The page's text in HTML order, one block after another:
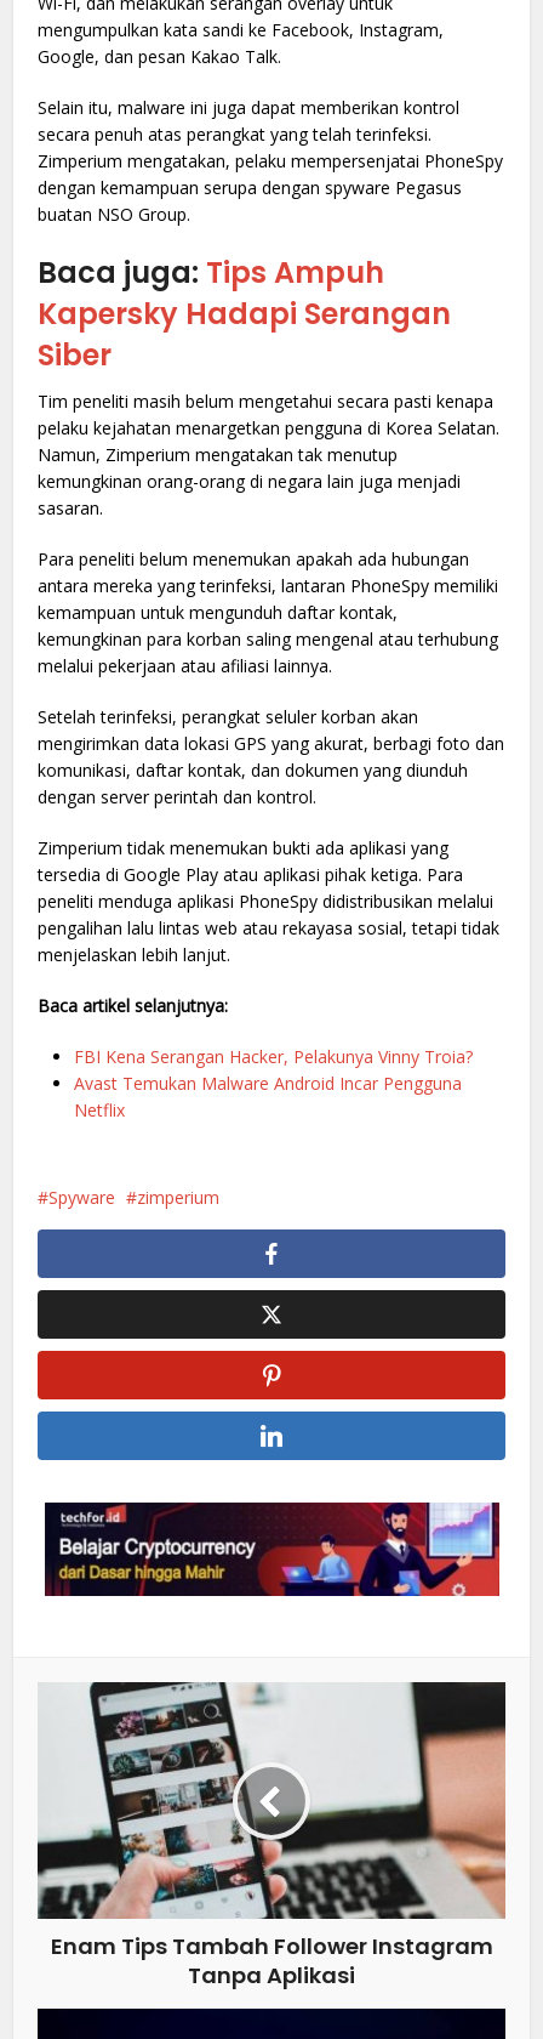
mengumpulkan kata sandi ke Facebook, Instagram,
Google, dan pesan Kakao Talk.
Selain itu, malware ini juga dapat memberikan kontrol
secara penuh atas perangkat yang telah terinfeksi.
Zimperium mengatakan, pelaku mempersenjatai PhoneSpy
dengan kemampuan serupa dengan spyware Pegasus
buatan NSO Group.
Baca juga: Tips Ampuh
Kapersky Hadapi Serangan
Siber
Tim peneliti masih belum mengetahui secara pasti kenapa
pelaku kejahatan menargetkan pengguna di Korea Selatan.
Namun, Zimperium mengatakan tak menutup
kemungkinan orang-orang di negara lain juga menjadi
sasaran.
Para peneliti belum menemukan apakah ada hubungan
antara mereka yang terinfeksi, lantaran PhoneSpy memiliki
kemampuan untuk mengunduh daftar kontak,
kemungkinan para korban saling mengenal atau terhubung
melalui pekerjaan atau afiliasi lainnya.
Setelah terinfeksi, perangkat seluler korban akan
mengirimkan data lokasi GPS yang akurat, berbagi foto dan
komunikasi, daftar kontak, dan dokumen yang diunduh
dengan server perintah dan kontrol.
Zimperium tidak menemukan bukti ada aplikasi yang
tersedia di Google Play atau aplikasi pihak ketiga. Para
peneliti menduga aplikasi PhoneSpy didistribusikan melalui
pengalihan lalu lintas web atau rekayasa sosial, tetapi tidak
menjelaskan lebih lanjut.
Baca artikel selanjutnya:
FBI Kena Serangan Hacker, Pelakunya Vinny Troia?
Avast Temukan Malware Android Incar Pengguna
Netflix
Spyware zimperium
Enam Tips Tambah Follower Instagram
Tanpa Aplikasi